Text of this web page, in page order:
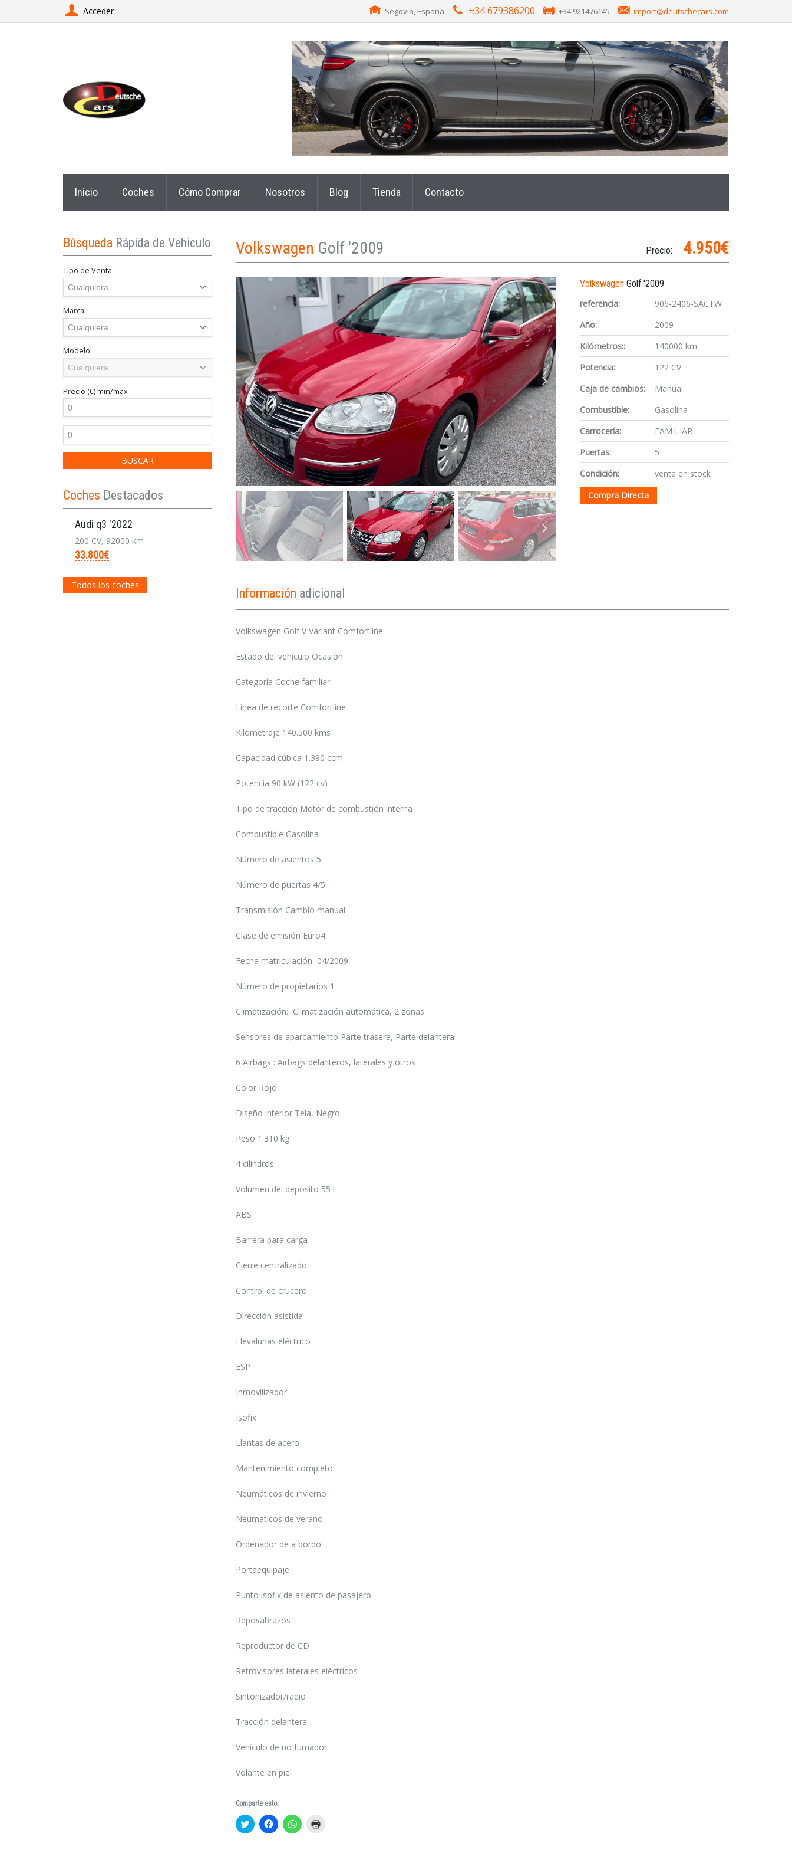
Acceder Segovia, España +34 679386200 +34 921476145 import@deutschecars.com
Inicio Coches Cómo Comprar Nosotros Blog Tienda Contacto
Volkswagen Golf '2009 Precio: 4.950€
VolkswagenGolf '2009
referencia:
906-2406-SACTW
Año:
2009
Kilómetros::
140000 km
Potencia:
122 CV
Caja de cambios:
Manual
Combustible:
Gasolina
Carrocería:
FAMILIAR
Puertas:
5
Condición:
venta en stock
Compra Directa
Información adicional
Volkswagen Golf V Variant Comfortline
Estado del vehículo Ocasión
Categoría Coche familiar
Línea de recorte Comfortline
Kilometraje 140.500 kms
Capacidad cúbica 1.390 ccm
Potencia 90 kW (122 cv)
Tipo de tracción Motor de combustión interna
Combustible Gasolina
Número de asientos 5
Número de puertas 4/5
Transmisión Cambio manual
Clase de emisión Euro4
Fecha matriculación 04/2009
Número de propietarios 1
Climatización: Climatización automática, 2 zonas
Sensores de aparcamiento Parte trasera, Parte delantera
6 Airbags : Airbags delanteros, laterales y otros
Color Rojo
Diseño interior Tela, Negro
Peso 1.310 kg
4 cilindros
Volumen del depósito 55 l
ABS
Barrera para carga
Cierre centralizado
Control de crucero
Dirección asistida
Elevalunas eléctrico
ESP
Inmovilizador
Isofix
Llantas de acero
Mantenimiento completo
Neumáticos de invierno
Neumáticos de verano
Ordenador de a bordo
Portaequipaje
Punto isofix de asiento de pasajero
Reposabrazos
Reproductor de CD
Retrovisores laterales eléctricos
Sintonizador/radio
Tracción delantera
Vehículo de no fumador
Volante en piel
Comparte esto:
Haz
clic
Haz
clic
Haz
clic
Búsqueda Rápida de Vehiculo
Tipo de Venta:
Marca:
Modelo:
Precio (€)min/max
Coches Destacados
Audi q3 '2022
200 CV, 92000 km
33.800€
Todos los coches